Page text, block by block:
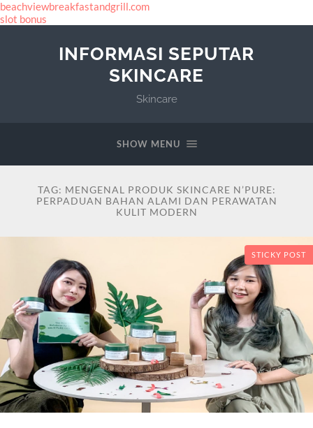
beachviewbreakfastandgrill.com
slot bonus
INFORMASI SEPUTAR
SKINCARE
Skincare
SHOW MENU
TAG: MENGENAL PRODUK SKINCARE N’PURE:
PERPADUAN BAHAN ALAMI DAN PERAWATAN
KULIT MODERN
STICKY POST